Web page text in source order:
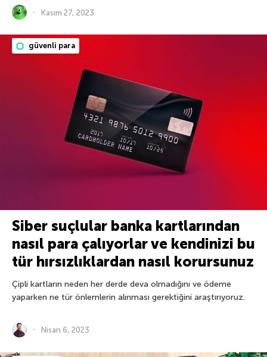
Kasım 27, 2023
güvenli para
Siber suçlular banka kartlarından
nasıl para çalıyorlar ve kendinizi bu
tür hırsızlıklardan nasıl korursunuz
Çipli kartların neden her derde deva olmadığını ve ödeme
yaparken ne tür önlemlerin alınması gerektiğini araştırıyoruz.
Nisan 6, 2023